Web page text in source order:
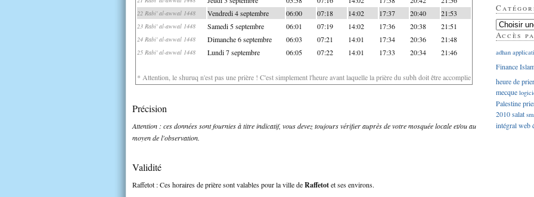
22 Rabi' al-awwal 1448 Vendredi 4 septembre 06:00 07:18 14:02 17:37 20:40 21:53
23 Rabi' al-awwal 1448 Samedi 5 septembre 06:01 07:19 14:02 17:36 20:38 21:51
24 Rabi' al-awwal 1448 Dimanche 6 septembre 06:03 07:21 14:01 17:34 20:36 21:48
25 Rabi' al-awwal 1448 Lundi 7 septembre 06:05 07:22 14:01 17:33 20:34 21:46
* Attention, le shuruq n'est pas une prière ! C'est simplement l'heure avant laquelle la prière du subh doit être accomplie
Précision
Attention : ces données sont fournies à titre indicatif, vous devez toujours vérifier auprès de votre mosquée locale et/ou au
moyen de l'observation.
Validité
Raffetot : Ces horaires de prière sont valables pour la ville deRaffetotet ses environs.
Accès
adhan
Finance
heure de
mecque
Palestine
2010salat
intégralweb